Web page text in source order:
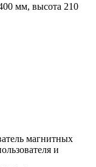
мм, высота 210
магнитных
и